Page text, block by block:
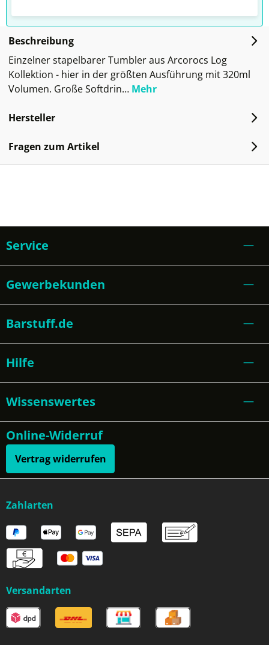
Beschreibung
Einzelner stapelbarer Tumbler aus Arcorocs Log
Kollektion - hier in der größten Ausführung mit 320ml
Volumen. Große Softdrin… Mehr
Hersteller
Fragen zum Artikel
Service
Gewerbekunden
Barstuff.de
Hilfe
Wissenswertes
Online-Widerruf
Vertrag widerrufen
Zahlarten
Versandarten